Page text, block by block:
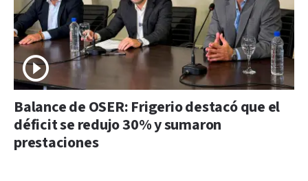
Balance de OSER: Frigerio destacó que el
déficit se redujo 30% y sumaron
prestaciones